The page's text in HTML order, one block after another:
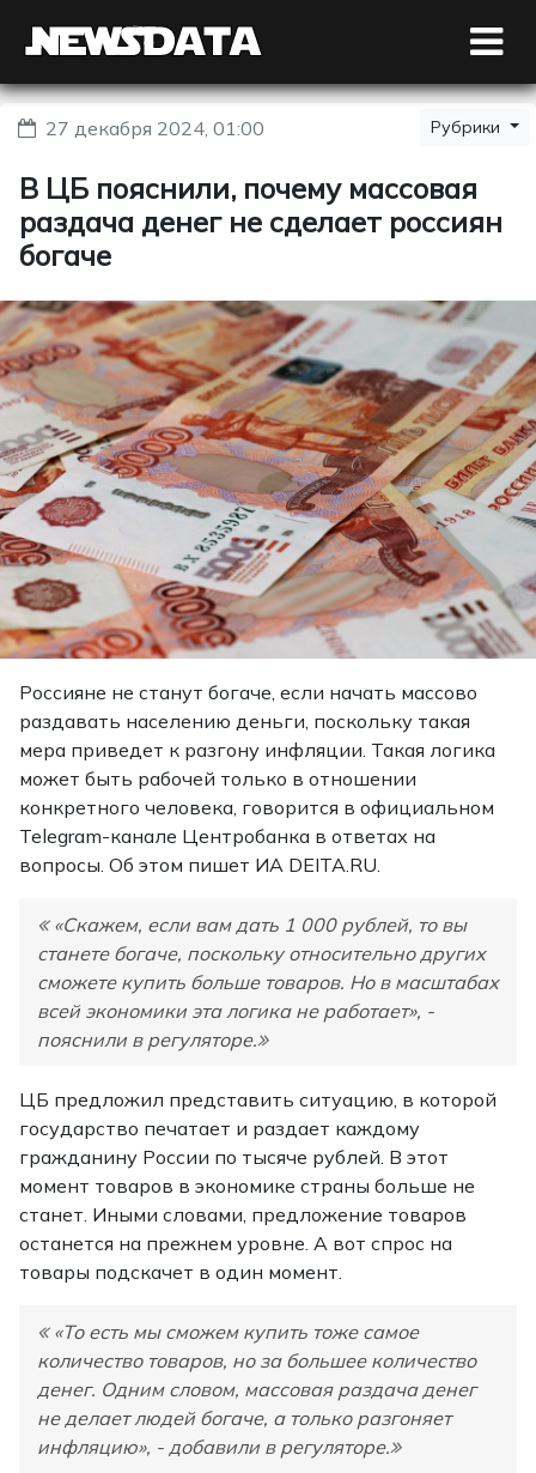
27 декабря 2024, 01:00 Рубрики
В ЦБ пояснили, почему массовая
раздача денег не сделает россиян
богаче
Россияне не станут богаче, если начать массово
раздавать населению деньги, поскольку такая
мера приведет к разгону инфляции. Такая логика
может быть рабочей только в отношении
конкретного человека, говорится в официальном
Telegram-канале Центробанка в ответах на
вопросы. Об этом пишет ИА DEITA.RU.
«Скажем, если вам дать 1 000 рублей, то вы
станете богаче, поскольку относительно других
сможете купить больше товаров. Но в масштабах
всей экономики эта логика не работает», -
пояснили в регуляторе.
ЦБ предложил представить ситуацию, в которой
государство печатает и раздает каждому
гражданину России по тысяче рублей. В этот
момент товаров в экономике страны больше не
станет. Иными словами, предложение товаров
останется на прежнем уровне. А вот спрос на
товары подскачет в один момент.
«То есть мы сможем купить тоже самое
количество товаров, но за большее количество
денег. Одним словом, массовая раздача денег
не делает людей богаче, а только разгоняет
инфляцию», - добавили в регуляторе.